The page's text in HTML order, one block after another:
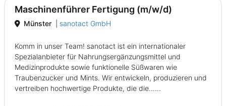
Maschinenführer Fertigung (m/w/d)
Münster sanotact GmbH
Komm in unser Team! sanotact ist ein internationaler
Spezialanbieter für Nahrungsergänzungsmittel und
Medizinprodukte sowie funktionelle Süßwaren wie
Traubenzucker und Mints. Wir entwickeln, produzieren und
vertreiben hochwertige Produkte, die die......